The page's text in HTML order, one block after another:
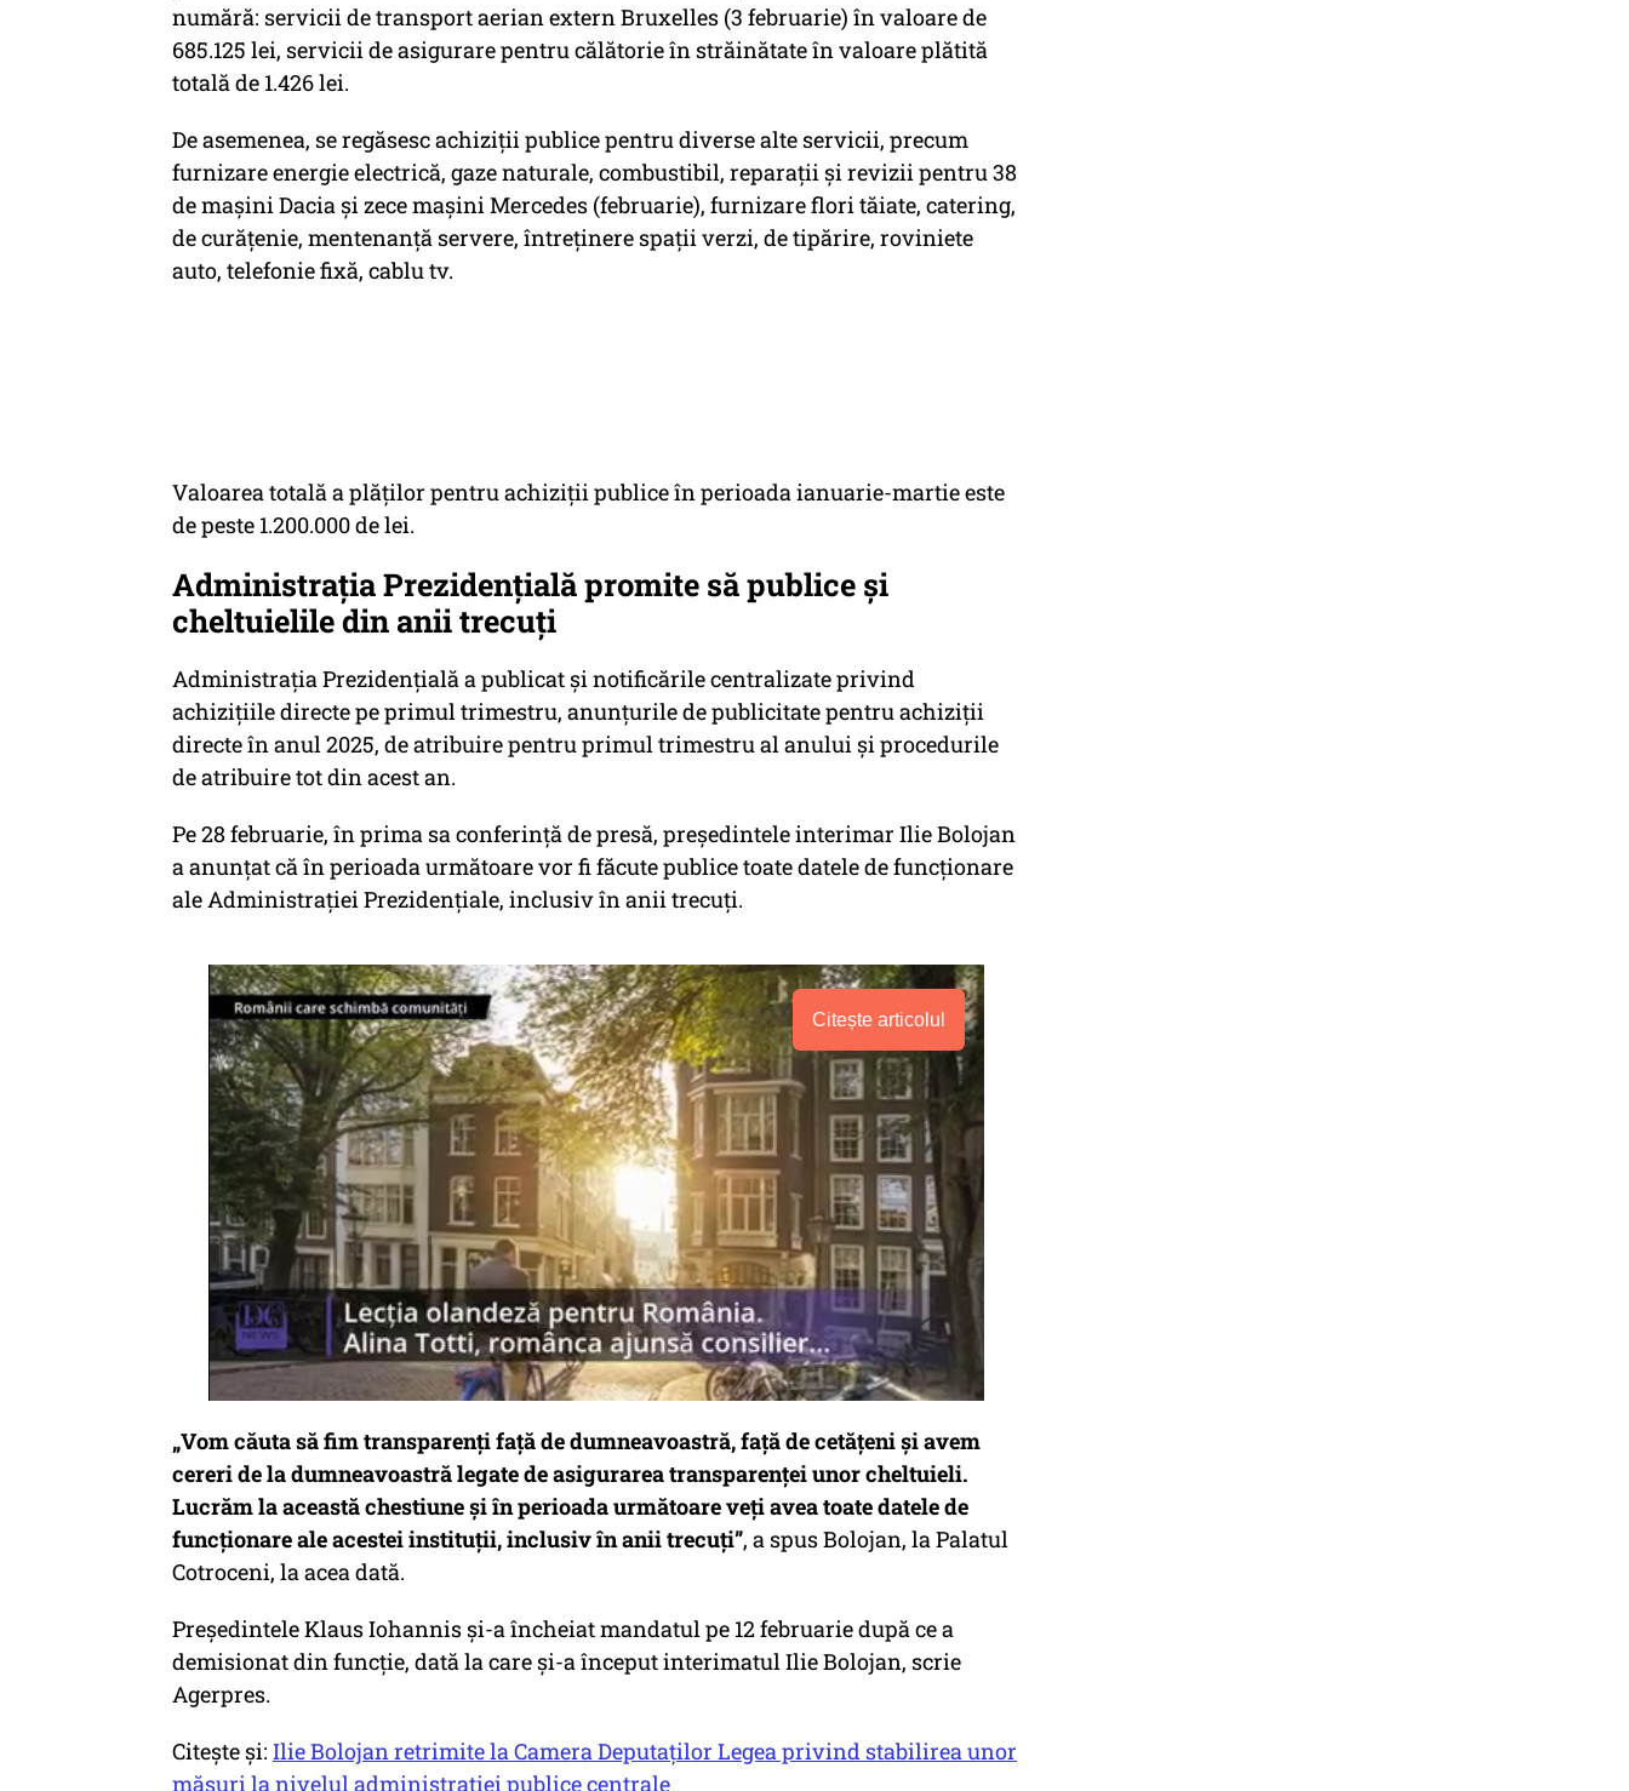
numără: servicii de transport aerian extern Bruxelles (3 februarie) în valoare de
685.125 lei, servicii de asigurare pentru călătorie în străinătate în valoare plătită
totală de 1.426 lei.
De asemenea, se regăsesc achiziții publice pentru diverse alte servicii, precum
furnizare energie electrică, gaze naturale, combustibil, reparații și revizii pentru 38
de mașini Dacia și zece mașini Mercedes (februarie), furnizare flori tăiate, catering,
de curățenie, mentenanță servere, întreținere spații verzi, de tipărire, roviniete
auto, telefonie fixă, cablu tv.
Valoarea totală a plăților pentru achiziții publice în perioada ianuarie-martie este
de peste 1.200.000 de lei.
Administrația Prezidențială promite să publice și
cheltuielile din anii trecuți
Administrația Prezidențială a publicat și notificările centralizate privind
achizițiile directe pe primul trimestru, anunțurile de publicitate pentru achiziții
directe în anul 2025, de atribuire pentru primul trimestru al anului și procedurile
de atribuire tot din acest an.
Pe 28 februarie, în prima sa conferință de presă, președintele interimar Ilie Bolojan
a anunțat că în perioada următoare vor fi făcute publice toate datele de funcționare
ale Administrației Prezidențiale, inclusiv în anii trecuți.
Citește articolul
„Vom căuta să fim transparenți față de dumneavoastră, față de cetățeni și avem
cereri de la dumneavoastră legate de asigurarea transparenței unor cheltuieli.
Lucrăm la această chestiune și în perioada următoare veți avea toate datele de
funcționare ale acestei instituții, inclusiv în anii trecuți”, a spus Bolojan, la Palatul
Cotroceni, la acea dată.
Președintele Klaus Iohannis și-a încheiat mandatul pe 12 februarie după ce a
demisionat din funcție, dată la care și-a început interimatul Ilie Bolojan, scrie
Agerpres.
Citește și: Ilie Bolojan retrimite la Camera Deputaților Legea privind stabilirea unor
măsuri la nivelul administrației publice centrale